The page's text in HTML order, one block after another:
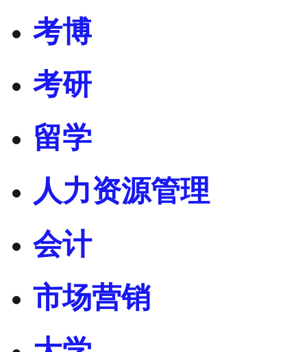
考博
考研
留学
人力资源管理
会计
市场营销